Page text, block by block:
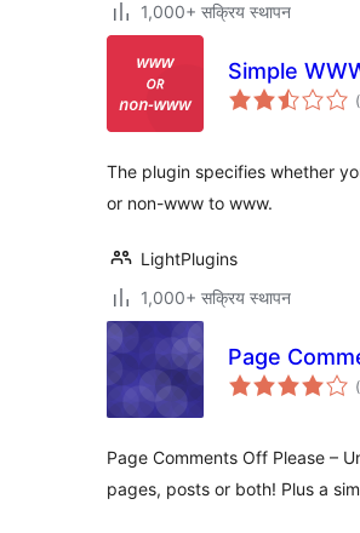
1,000+ सक्रिय स्थापन
Simple
The plugin specifies whether
or non-www to www.
LightPlugins
1,000+ सक्रिय स्थापन
Page
Page Comments Off Please –
pages, posts or both! Plus a